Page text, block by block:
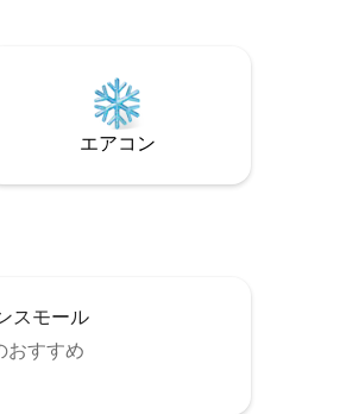
を冷やす独自のフォーガーシ
た素晴らしい専用テラスパ
エアコン
スモール
おすすめ